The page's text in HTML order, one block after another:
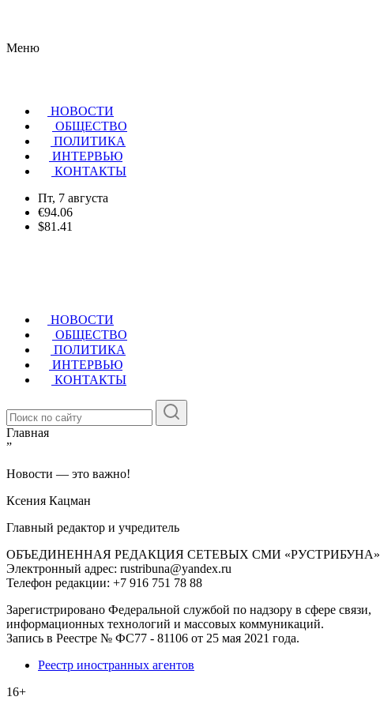
Меню
НОВОСТИ
ОБЩЕСТВО
ПОЛИТИКА
ИНТЕРВЬЮ
КОНТАКТЫ
Пт, 7 августа
€94.06
$81.41
НОВОСТИ
ОБЩЕСТВО
ПОЛИТИКА
ИНТЕРВЬЮ
КОНТАКТЫ
Главная
”
Новости — это важно!
Ксения Кацман
Главный редактор и учредитель
ОБЪЕДИНЕННАЯ РЕДАКЦИЯ СЕТЕВЫХ СМИ «РУСТРИБУНА»
Электронный адрес: rustribuna@yandex.ru
Телефон редакции: +7 916 751 78 88
Зарегистрировано Федеральной службой по надзору в сфере связи,
информационных технологий и массовых коммуникаций.
Запись в Реестре № ФС77 - 81106 от 25 мая 2021 года.
Реестр иностранных агентов
16+